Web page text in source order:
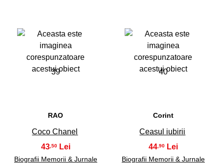
39
RAO
Coco Chanel
43 ,50
Biografii Memorii & Jurnale
40
Corint
Ceasul iubirii
44 ,90
Biografii Memorii & Jurnale